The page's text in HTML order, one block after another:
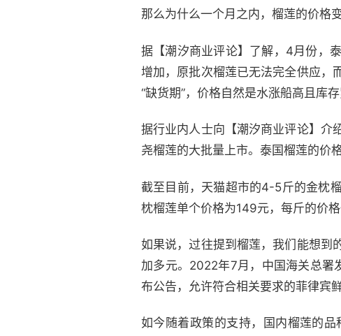
那么为什么一个月之内，榴莲的价格
据【潮汐商业评论】了解，4月份，
增加，原批次榴莲已无法完全供应，
“缺货期”，价格自然是水涨船高且库存
据行业内人士向【潮汐商业评论】介
尧榴莲的大批量上市。泰国榴莲的价
截至目前，天猫超市的4-5斤的金枕
枕榴莲单个价格为149元，每斤的价
如果说，过往提到榴莲，我们能想到
加多元。2022年7月，中国海关总署
布公告，允许符合相关要求的菲律宾
如今随着政策的支持，国内榴莲的